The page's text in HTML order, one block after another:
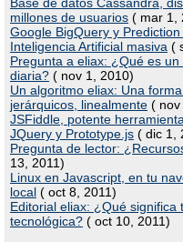
millones de usuarios ( mar 1,
Google BigQuery y
Inteligencia Artificial masiva (
Pregunta a eliax: ¿Qué es
diaria? ( nov 1, 2010)
Un algoritmo eliax: Una
jerárquicos, linealmente ( nov
JSFiddle, potente
JQuery y Prototype.js ( dic 1,
Pregunta de lector:
13, 2011)
Linux en Javascript, en tu
local ( oct 8, 2011)
Editorial eliax: ¿Qué
tecnológica? ( oct 10, 2011)